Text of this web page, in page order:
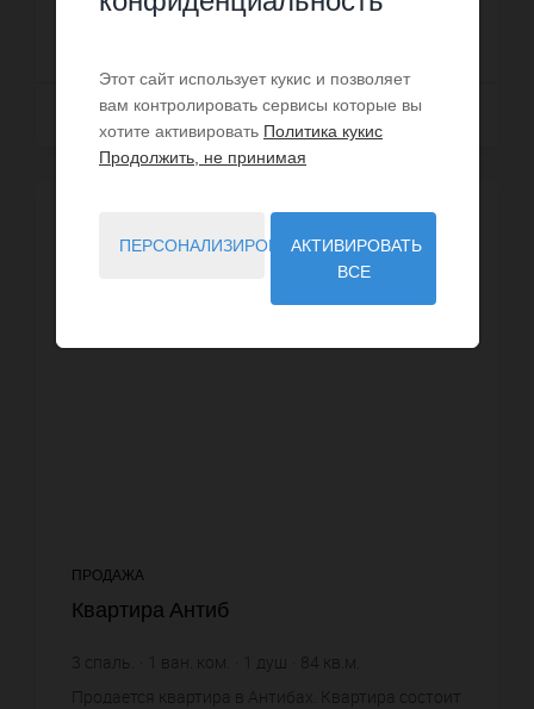
Далее
ВИРТУАЛЬНЫЙ ВИЗИТ
ПРОДАЖА
Квартира Антиб
3 спаль. ван. ком. душ 84 кв.м.
Продается квартира в Антибах. Квартира состоит
Этот сайт использует кукис и позволяет
вам контролировать сервисы которые вы
хотите активировать Политика кукис
Продолжить, не принимая
ПЕРСОНАЛИЗИРОВАТЬАКТИВИРОВАТЬ
ВСЕ